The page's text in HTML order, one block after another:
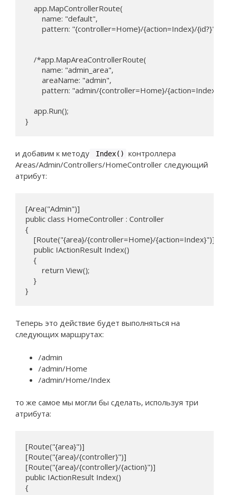
    app.MapControllerRoute(
        name: "default",
        pattern: "{controller=Home}/{action=Index}/{id?}");
    /*app.MapAreaControllerRoute(
        name: "admin_area",
        areaName: "admin",
pattern: "admin/{controller=Home}/{action=Index}/
    app.Run();
}
и добавим к методу Index()
контроллера
Areas/Admin/Controllers/HomeController следующий
атрибут:
[Area("Admin")]
public class HomeController : Controller
{
    [Route("{area}/{controller=Home}/{action=Index}")]
    public IActionResult Index()
    {
        return View();
    }
}
Теперь это действие будет выполняться на
следующих маршрутах:
/admin
/admin/Home
/admin/Home/Index
то же самое мы могли бы сделать, используя три
атрибута:
[Route("{area}")]
[Route("{area}/{controller}")]
[Route("{area}/{controller}/{action}")]
public IActionResult Index()
{